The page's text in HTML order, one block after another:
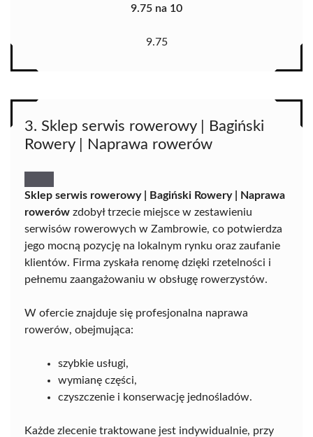
9.75 na 10
9.75
3. Sklep serwis rowerowy | Bagiński
Rowery | Naprawa rowerów
Sklep serwis rowerowy | Bagiński Rowery | Naprawa
rowerów zdobył trzecie miejsce w zestawieniu
serwisów rowerowych w Zambrowie, co potwierdza
jego mocną pozycję na lokalnym rynku oraz zaufanie
klientów. Firma zyskała renomę dzięki rzetelności i
pełnemu zaangażowaniu w obsługę rowerzystów.
W ofercie znajduje się profesjonalna naprawa
rowerów, obejmująca:
szybkie usługi,
wymianę części,
czyszczenie i konserwację jednośladów.
Każde zlecenie traktowane jest indywidualnie, przy